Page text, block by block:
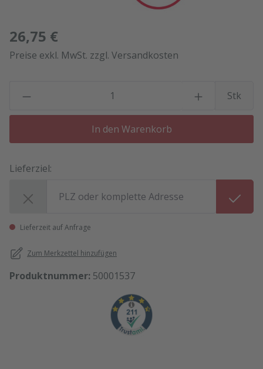
26,75 €
Preise exkl. MwSt. zzgl. Versandkosten
Stk
In den Warenkorb
Lieferziel:
Lieferzeit auf Anfrage
Zum Merkzettel hinzufügen
Produktnummer: 50001537